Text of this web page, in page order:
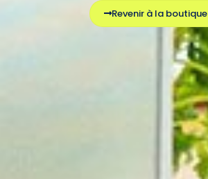
Revenir à la boutique